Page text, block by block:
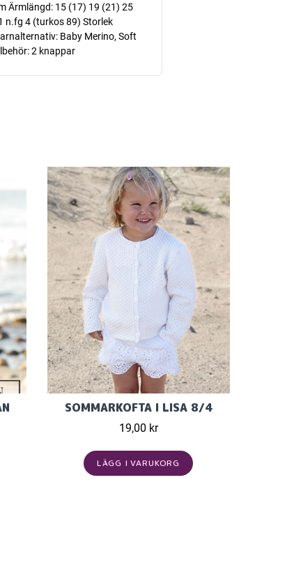
Ärmlängd: 15 (17) 19 (21) 25
n.fg 4 (turkos 89) Storlek
Baby Merino, Soft
2 knappar
SOMMARKOFTA I LISA 8/4
19,00 kr
LÄGG I VARUKORG